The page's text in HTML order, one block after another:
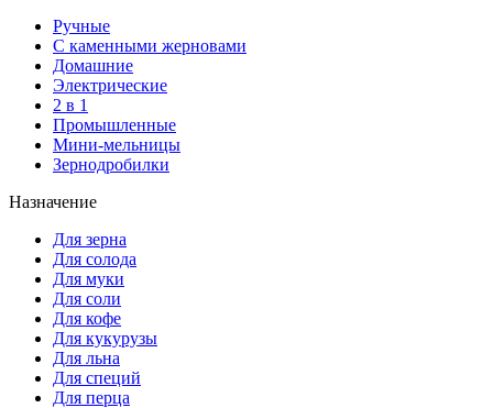
Ручные
С каменными жерновами
Домашние
Электрические
2 в 1
Промышленные
Мини-мельницы
Зернодробилки
Назначение
Для зерна
Для солода
Для муки
Для соли
Для кофе
Для кукурузы
Для льна
Для специй
Для перца